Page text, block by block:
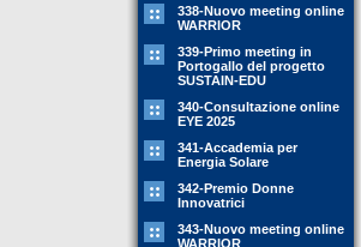
338-Nuovo meeting online
WARRIOR
339-Primo meeting in
Portogallo del progetto
SUSTAIN-EDU
340-Consultazione online
EYE 2025
341-Accademia per
Energia Solare
342-Premio Donne
Innovatrici
343-Nuovo meeting online
WARRIOR